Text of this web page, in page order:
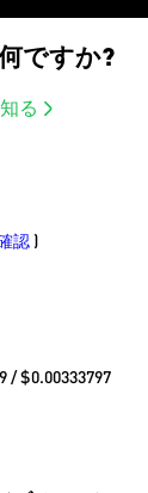
ですか?
る
認 )
/ $0.00333797